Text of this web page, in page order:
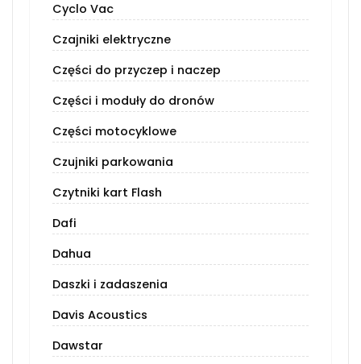
Cyclo Vac
Czajniki elektryczne
Części do przyczep i naczep
Części i moduły do dronów
Części motocyklowe
Czujniki parkowania
Czytniki kart Flash
Dafi
Dahua
Daszki i zadaszenia
Davis Acoustics
Dawstar